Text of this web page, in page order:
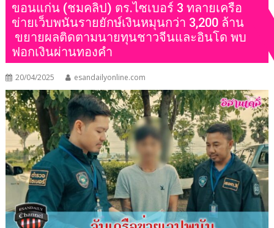
ขอนแก่น (ชมคลิป) ตร.ไซเบอร์ 3 ทลายเครือ
ข่ายเว็บพนันรายยักษ์เงินหมุนกว่า 3,200 ล้าน
ขยายผลติดตามนายทุนชาวจีนและอินโด พบ
ฟอกเงินผ่านทองคำ
20/04/2025 esandailyonline.com